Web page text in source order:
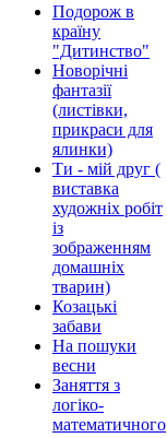
Подорож в
країну
"Дитинство"
Новорічні
фантазії
(листівки,
прикраси для
ялинки)
Ти - мій друг (
виставка
художніх робіт
із
зображенням
домашніх
тварин)
Козацькі
забави
На пошуки
весни
Заняття з
логіко-
математичного